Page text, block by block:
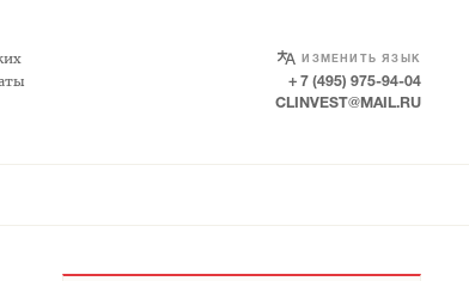
ИЗМЕНИТЬ ЯЗЫК
SELECT LANGUAGE
+ 7 (495) 975-94-04
CLINVEST@MAIL.RU